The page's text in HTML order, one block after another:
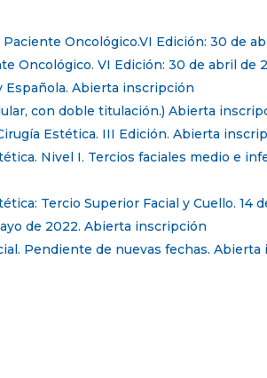
Oncológico.VI Edición: 30 de
Oncológico. VI Edición: 30 de abril de
Española. Abierta inscripción
con doble titulación.) Abierta
Estética. III Edición. Abierta
Nivel I. Tercios faciales medio e
Tercio Superior Facial y Cuello. 14
de 2022. Abierta inscripción
Pendiente de nuevas fechas.